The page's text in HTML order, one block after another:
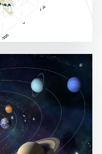
nova 3D karta
stanje